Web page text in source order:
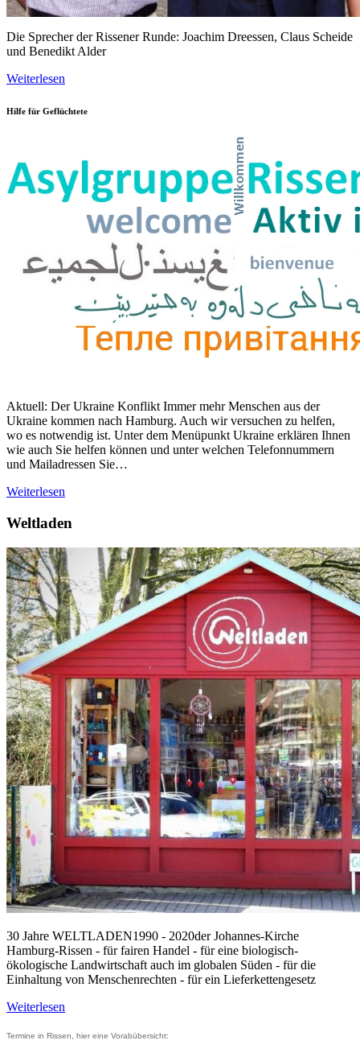
Die Sprecher der Rissener Runde: Joachim Dreessen, Claus Scheide
und Benedikt Alder
Weiterlesen
Hilfe für Geflüchtete
Aktuell: Der Ukraine Konflikt Immer mehr Menschen aus der
Ukraine kommen nach Hamburg. Auch wir versuchen zu helfen,
wo es notwendig ist. Unter dem Menüpunkt Ukraine erklären Ihnen
wie auch Sie helfen können und unter welchen Telefonnummern
und Mailadressen Sie…
Weiterlesen
Weltladen
30 Jahre WELTLADEN1990 - 2020der Johannes-Kirche
Hamburg-Rissen - für fairen Handel - für eine biologisch-
ökologische Landwirtschaft auch im globalen Süden - für die
Einhaltung von Menschenrechten - für ein Lieferkettengesetz
Weiterlesen
Termine in Rissen, hier eine Vorabübersicht: